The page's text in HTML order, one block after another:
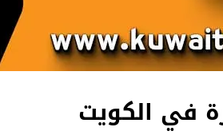
في الكويت